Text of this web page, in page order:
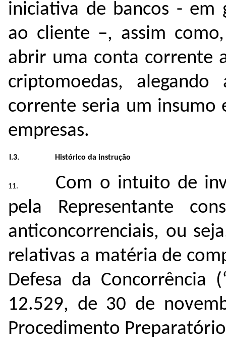
iniciativa de bancos - em
ao cliente –, assim
abrir uma conta corrente
criptomoedas,
corrente seria um insumo
empresas.
I.3. Histórico da instrução
Com o intuito de
pela Representante
anticoncorrenciais, ou
relativas a matéria de
Defesa da Concorrência
12.529, de 30 de
Procedimento